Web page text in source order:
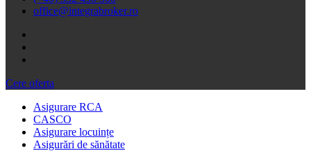
office@integrabroker.ro
Cere oferta
Asigurare RCA
CASCO
Asigurare locuințe
Asigurări de sănătate